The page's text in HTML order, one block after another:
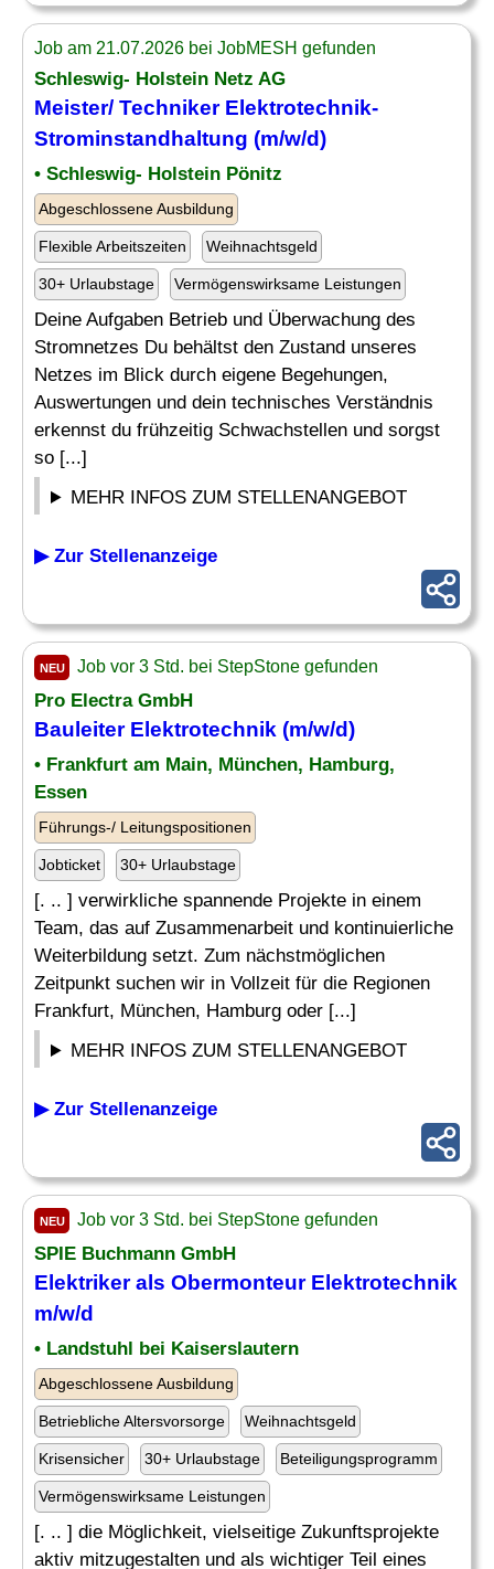
Job am 21.07.2026 bei JobMESH gefunden
Schleswig- Holstein Netz AG
Meister/ Techniker Elektrotechnik-
Strominstandhaltung (m/w/d)
• Schleswig- Holstein Pönitz
Abgeschlossene Ausbildung
Flexible Arbeitszeiten Weihnachtsgeld
30+ Urlaubstage Vermögenswirksame Leistungen
Deine Aufgaben Betrieb und Überwachung des
Stromnetzes Du behältst den Zustand unseres
Netzes im Blick durch eigene Begehungen,
Auswertungen und dein technisches Verständnis
erkennst du frühzeitig Schwachstellen und sorgst
so [...]
MEHR INFOS ZUM STELLENANGEBOT
▶ Zur Stellenanzeige
NEU Job vor 3 Std. bei StepStone gefunden
Pro Electra GmbH
Bauleiter Elektrotechnik (m/w/d)
• Frankfurt am Main, München, Hamburg,
Essen
Führungs-/ Leitungspositionen
Jobticket 30+ Urlaubstage
[. .. ] verwirkliche spannende Projekte in einem
Team, das auf Zusammenarbeit und kontinuierliche
Weiterbildung setzt. Zum nächstmöglichen
Zeitpunkt suchen wir in Vollzeit für die Regionen
Frankfurt, München, Hamburg oder [...]
MEHR INFOS ZUM STELLENANGEBOT
▶ Zur Stellenanzeige
NEU Job vor 3 Std. bei StepStone gefunden
SPIE Buchmann GmbH
Elektriker als Obermonteur Elektrotechnik
m/w/d
• Landstuhl bei Kaiserslautern
Abgeschlossene Ausbildung
Betriebliche Altersvorsorge Weihnachtsgeld
Krisensicher 30+ Urlaubstage Beteiligungsprogramm
Vermögenswirksame Leistungen
[. .. ] die Möglichkeit, vielseitige Zukunftsprojekte
aktiv mitzugestalten und als wichtiger Teil eines